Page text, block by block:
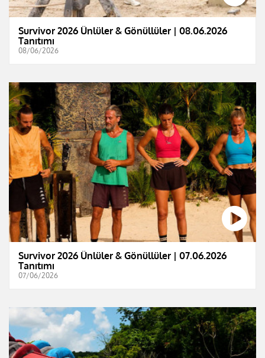
Survivor 2026 Ünlüler & Gönüllüler | 08.06.2026
Tanıtımı
08/06/2026
Survivor 2026 Ünlüler & Gönüllüler | 07.06.2026
Tanıtımı
07/06/2026